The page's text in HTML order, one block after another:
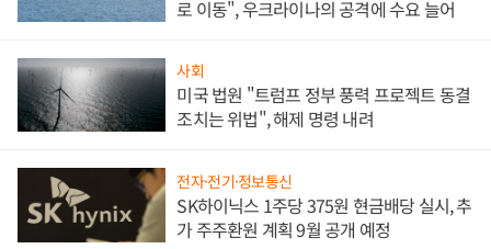
로 이동", 우크라이나의 공격에 수요 늘어
사회
미국 법원 "트럼프 정부 풍력 프로젝트 동결
조치는 위법", 해제 명령 내려
전자·전기·정보통신
SK하이닉스 1주당 375원 현금배당 실시, 추
가 주주환원 계획 9월 공개 예정